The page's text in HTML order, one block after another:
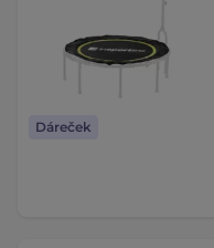
Dáreček